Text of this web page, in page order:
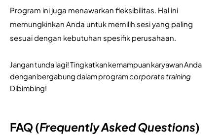
Program ini juga menawarkan fleksibilitas. Hal ini
memungkinkan Anda untuk memilih sesi yang paling
sesuai dengan kebutuhan spesifik perusahaan.
Jangan tunda lagi! Tingkatkan kemampuan karyawan Anda
dengan bergabung dalam program corporate training
Dibimbing!
FAQ (Frequently Asked Questions)